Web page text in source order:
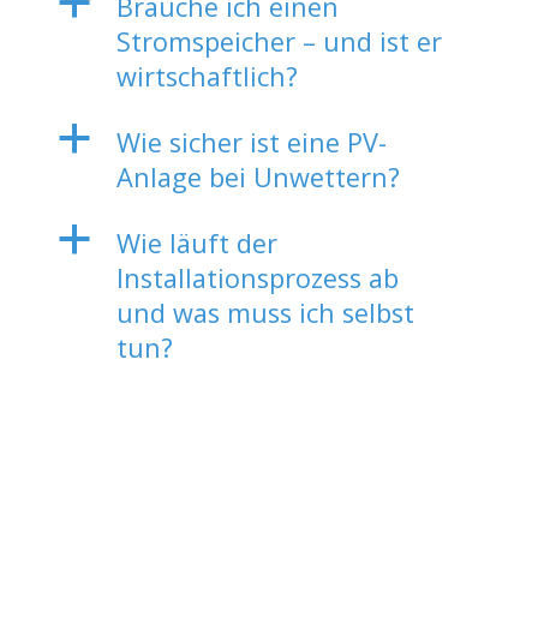
Stromspeicher – und ist er
wirtschaftlich?
a
Wie sicher ist eine PV-
Anlage bei Unwettern?
a
Wie läuft der
Installationsprozess ab
und was muss ich selbst
tun?